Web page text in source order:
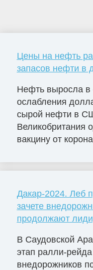
Цены на нефть
запасов нефти
Нефть выросла в
ослабления
сырой нефти в
Великобритания
вакцину от
Дакар-2024. Леб
зачете
продолжают
В Саудовской
этап ралли-
внедорожников